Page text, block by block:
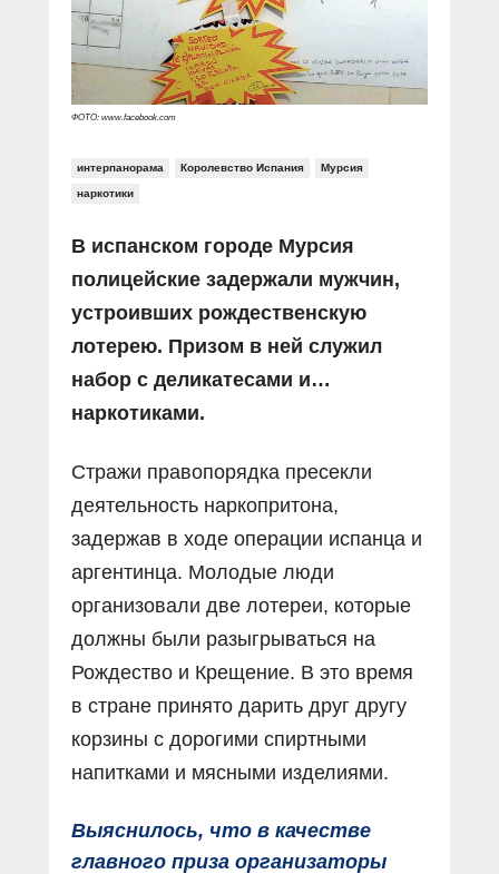
Социальные ролики
Документальные фильмы
Прямой разговор
В знании сила
Специальный репортаж
КиберПОСТОВОЙ
Газета «Щит и меч»
Журнал «Полиция России»
О ПОРТАЛЕ
Контакты
ФОТО: www.facebook.com
интерпанорама Королевство Испания Мурсия
наркотики
В испанском городе Мурсия
полицейские задержали мужчин,
устроивших рождественскую
лотерею. Призом в ней служил
набор с деликатесами и…
наркотиками.
Стражи правопорядка пресекли
деятельность наркопритона,
задержав в ходе операции испанца и
аргентинца. Молодые люди
организовали две лотереи, которые
должны были разыгрываться на
Рождество и Крещение. В это время
в стране принято дарить друг другу
корзины с дорогими спиртными
напитками и мясными изделиями.
Выяснилось, что в качестве
главного приза организаторы